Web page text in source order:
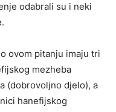
odabrali su i neki
ovom pitanju imaju tri
mezheba
(dobrovoljno djelo), a
hanefijskog